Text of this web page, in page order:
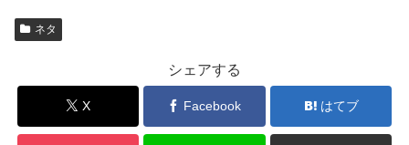
ネタ
シェアする
X Facebook はてブ